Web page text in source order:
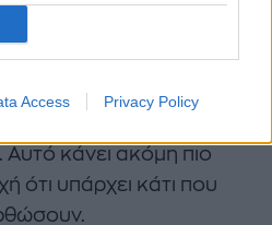
Access Privacy Policy
επενδύουν βαθιά
και την επιμονή.
αυτή η επιμονή έχει
κάνει ακόμη πιο
ότι υπάρχει κάτι που